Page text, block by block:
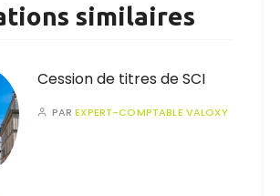
similaires
Cession de titres de SCI
PAREXPERT-COMPTABLE VALOXY